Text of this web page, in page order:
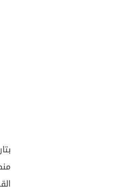
بتاريخ 10 /6 /2025،